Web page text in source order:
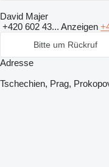
David Majer
+420 602 43... Anzeigen
Bitte um Rückruf
Adresse
Tschechien, Prag,